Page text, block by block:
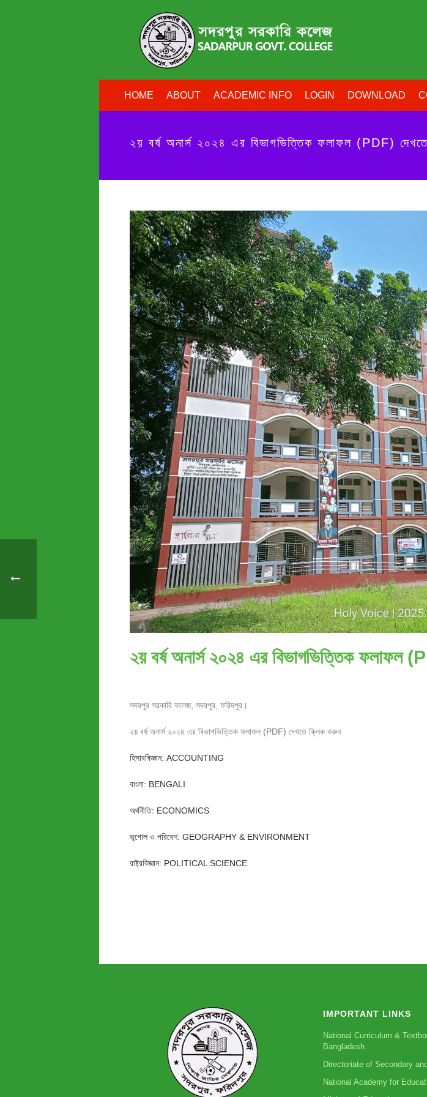
HOME ABOUT ACADEMIC INFO LOGIN DOWNLOAD
২য় বর্ষ অনার্স ২০২৪ এর বিভাগভিত্তিক ফলাফল (PDF)
২য় বর্ষ অনার্স ২০২৪ এর বিভাগভিত্তিক ফলাফল
সদরপুর সরকারি কলেজ, সদরপুর, ফরিদপুর।
২য় বর্ষ অনার্স ২০২৪ এর বিভাগভিত্তিক ফলাফল (PDF) দেখতে ক্লিক করুন
হিসাববিজ্ঞান: ACCOUNTING
বাংলা: BENGALI
অর্থনীতি: ECONOMICS
ভূগোল ও পরিবেশ: GEOGRAPHY & ENVIRONMENT
রাষ্ট্রবিজ্ঞান: POLITICAL SCIENCE
IMPORTANT LINKS
National Curriculum &
Bangladesh.
Directoriate of Secondary
National Academy for